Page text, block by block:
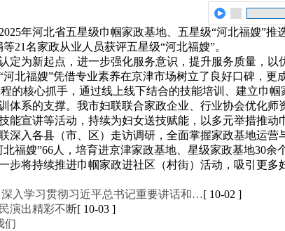
年河北省五星级巾帼家政基地、五星级“河北福嫂”
21名家政从业人员获评五星级“河北福嫂”。
定为新起点，进一步强化服务意识，提升服务质量，
北福嫂”凭借专业素养在京津市场树立了良好口碑，
的核心抓手，通过线上线下结合的技能培训、建立巾
体系的支撑。我市妇联联合家政企业、行业协会优化
能宣讲等活动，持续为妇女送技赋能，以多元举措推动
深入各县（市、区）走访调研，全面掌握家政基地运
福嫂”66人，培育进京津家政基地、星级家政基地30
步将持续推进巾帼家政进社区（村街）活动，吸引更
入学习贯彻习近平总书记重要讲话和…[ 10-02 ]
演出精彩不断[ 10-03 ]
们